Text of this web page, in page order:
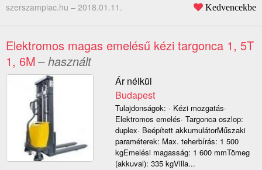
szerszampiac.hu – 2018.01.11. Kedvencekbe
Elektromos magas emelésű kézi targonca 1, 5T
1, 6M– használt
Ár nélkül
Budapest
Tulajdonságok: · Kézi mozgatás·
Elektromos emelés· Targonca oszlop:
duplex· Beépített akkumulátorMűszaki
paraméterek: Max. teherbírás: 1 500
kgEmelési magasság: 1 600 mmTömeg
(akkuval): 335 kgVilla...